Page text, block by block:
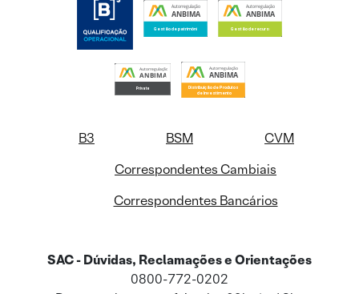
B3 BSM
CVM
Correspondentes Cambiais
Correspondentes Bancários
SAC - Dúvidas, Reclamações e Orientações
0800-772-0202